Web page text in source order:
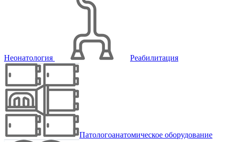
Неонатология Реабилитация
Патологоанатомическое оборудование